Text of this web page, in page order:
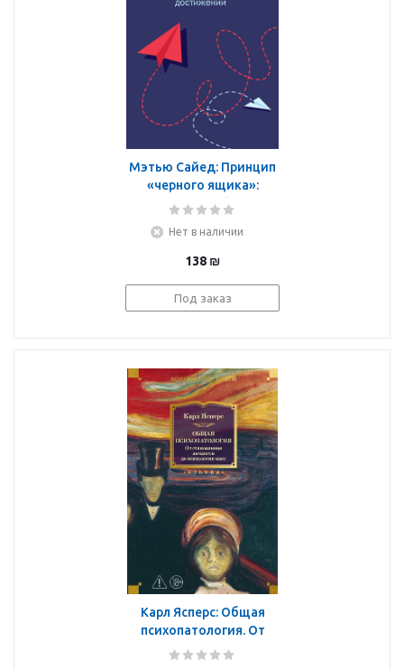
Мэтью Сайед: Принцип
«черного ящика»:
Почему ошибки —
достижений
Нет в наличии
138 ₪
Под заказ
Карл Ясперс: Общая
психопатология. От
становления личности